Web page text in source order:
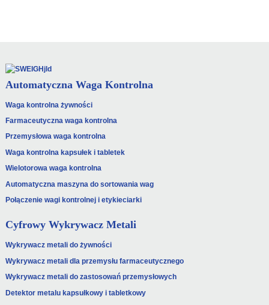
Automatyczna Waga Kontrolna
Waga kontrolna żywności
Farmaceutyczna waga kontrolna
Przemysłowa waga kontrolna
Waga kontrolna kapsułek i tabletek
Wielotorowa waga kontrolna
Automatyczna maszyna do sortowania wag
Połączenie wagi kontrolnej i etykieciarki
Cyfrowy Wykrywacz Metali
Wykrywacz metali do żywności
Wykrywacz metali dla przemysłu farmaceutycznego
Wykrywacz metali do zastosowań przemysłowych
Detektor metalu kapsułkowy i tabletkowy